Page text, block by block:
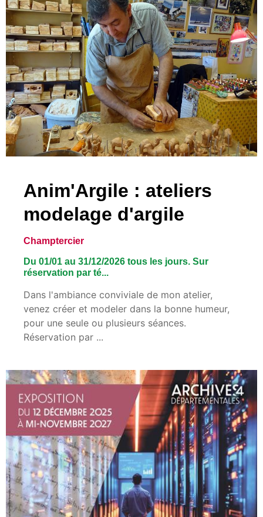
Anim'Argile : ateliers
modelage d'argile
Champtercier
Du 01/01 au 31/12/2026 tous les jours. Sur
réservation par té...
Dans l'ambiance conviviale de mon atelier,
venez créer et modeler dans la bonne humeur,
pour une seule ou plusieurs séances.
Réservation par ...